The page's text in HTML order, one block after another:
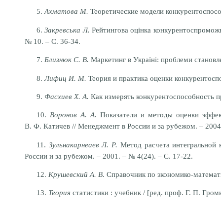
5.Ахматова М. Теоретические модели
6.Закревська Л. Рейтингова оцінка
№ 10. – С. 36-34.
7. Близнюк С. В. Маркетинг в Україні: проблеми
8.Лифиц И. М. Теория и практика оценки
9. Фасхиев Х. А. Как измерять
10. Воронов А. А.Показатели и методы оценки
В. Ф. Катичев // Менеджмент в России и за рубежом. –
11. Зульнакарнеаев Л. Р. Метод расчета
России и за рубежом. – 2001. – № 4(24). – С. 17-22.
12. Крушевский А. В. Справочник по экономико-
13. Теориястатистики : учебник / [ред. проф. Г. П.